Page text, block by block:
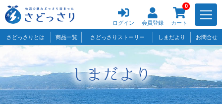
ログイン 会員登録
0
カート
さどっさりとは 商品一覧 さどっさりストーリー しまだより お問合せ